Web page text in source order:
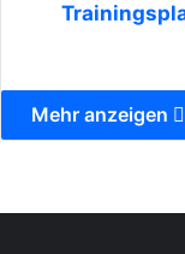
Mehr anzeigen